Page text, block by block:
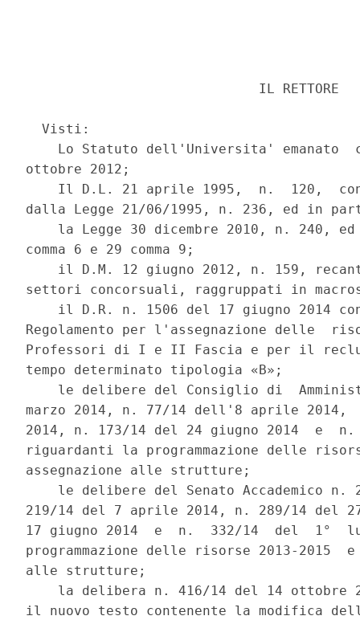
                             IL RETTORE
  Visti:
Lo Statuto dell'Universita' emanato
ottobre 2012;
Il D.L. 21 aprile 1995,  n.  120,
dalla Legge 21/06/1995, n. 236, ed in
la Legge 30 dicembre 2010, n. 240,
comma 6 e 29 comma 9;
il D.M. 12 giugno 2012, n. 159,
settori concorsuali, raggruppati in
il D.R. n. 1506 del 17 giugno 2014
Regolamento per l'assegnazione delle
Professori di I e II Fascia e per il
tempo determinato tipologia «B»;
le delibere del Consiglio di
marzo 2014, n. 77/14 dell'8 aprile
2014, n. 173/14 del 24 giugno 2014  e
riguardanti la programmazione delle
assegnazione alle strutture;
le delibere del Senato Accademico n.
219/14 del 7 aprile 2014, n. 289/14 del
17 giugno 2014  e  n.  332/14  del  1°
programmazione delle risorse 2013-2015
alle strutture;
la delibera n. 416/14 del 14 ottobre
il nuovo testo contenente la modifica